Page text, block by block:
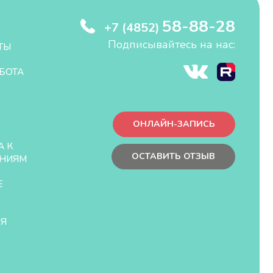
К
+7 (4852) 58-88-28
Подписывайтесь на нас:
ОНЛАЙН-ЗАПИСЬ
ОСТАВИТЬ ОТЗЫВ